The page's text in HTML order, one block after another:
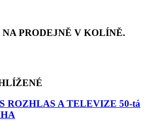
NA PRODEJNĚ V KOLÍNĚ.
ROZHLAS A TELEVIZE 50-tá